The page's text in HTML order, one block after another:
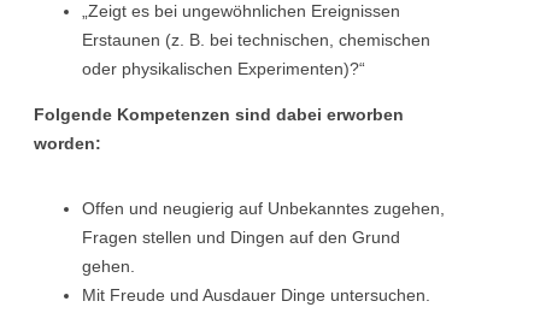
„Zeigt es bei ungewöhnlichen Ereignissen
Erstaunen (z. B. bei technischen, chemischen
oder physikalischen Experimenten)?“
Folgende Kompetenzen sind dabei erworben
worden:
Offen und neugierig auf Unbekanntes zugehen,
Fragen stellen und Dingen auf den Grund
gehen.
Mit Freude und Ausdauer Dinge untersuchen.